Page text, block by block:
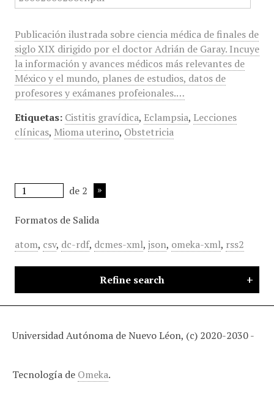
Publicación ilustrada sobre ciencia médica de finales de
siglo XIX dirigido por el doctor Adrián de Garay. Incuye
la información y avances médicos más relevantes de
México y el mundo, planes de estudios, datos de
profesores y exámanes profeionales.…
Etiquetas: Cistitis gravídica, Eclampsia, Lecciones
clínicas, Mioma uterino, Obstetricia
de 2
Formatos de Salida
atom, csv, dc-rdf, dcmes-xml, json, omeka-xml, rss2
Refine search
Universidad Autónoma de Nuevo Léon, (c) 2020-2030 -
Tecnología de Omeka.